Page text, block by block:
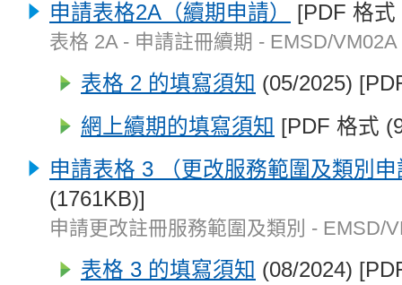
申請表格2A（續期申請） [PDF 格式
表格 2A - 申請註冊續期 - EMSD/VM02A
表格 2 的填寫須知 (05/2025)
網上續期的填寫須知 [PDF 格式
申請表格 3 （更改服務範圍及類別申
(1761KB)]
申請更改註冊服務範圍及類別 - EMSD/
表格 3 的填寫須知 (08/2024)